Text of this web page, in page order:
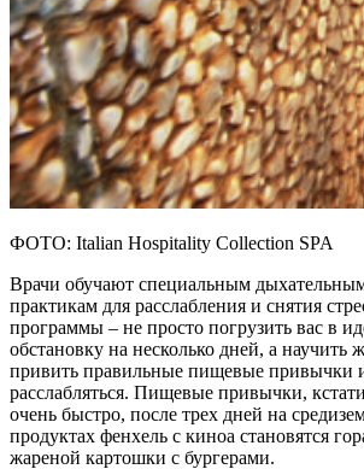
ФОТО: Italian Hospitality Collection SPA
Врачи обучают специальным
практикам для расслабления и снятия
программы – не просто погрузить вас в
обстановку на несколько дней, а научить
привить правильные пищевые привычки
расслабляться. Пищевые привычки,
очень быстро, после трех дней на
продуктах фенхель с киноа становятся
жареной картошки с бургерами.